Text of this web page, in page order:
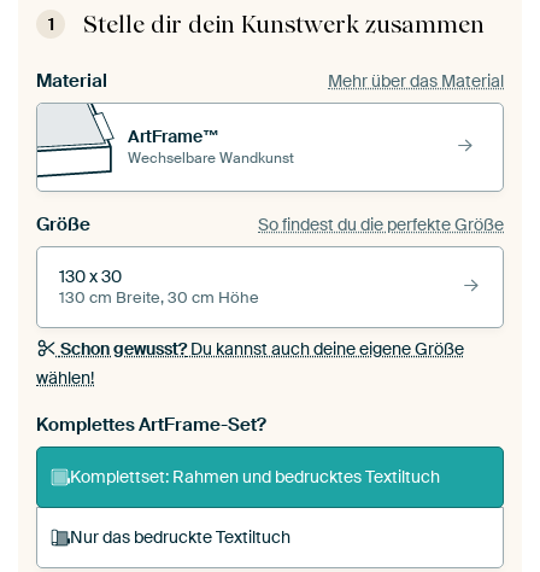
1 Stelle dir dein Kunstwerk zusammen
Material Mehr über das Material
ArtFrame™
Wechselbare Wandkunst
Größe So findest du die perfekte Größe
130 x 30
130 cm Breite, 30 cm Höhe
Schon gewusst?Du kannst auch deine eigene Größe
wählen!
Komplettes ArtFrame-Set?
Komplettset: Rahmen und bedrucktes Textiltuch
Nur das bedruckte Textiltuch